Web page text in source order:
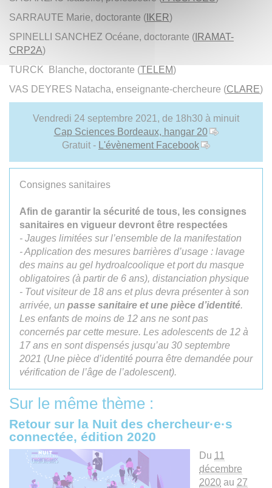
SARRAUTE Marie, doctorante ( IKER)
SPINELLI SANCHEZ Océane, doctorante ( IRAMAT-
CRP2A)
TURCK Blanche, doctorante (TELEM)
VAS DEYRES Natacha, enseignante-chercheure (CLARE)
Vendredi 24 septembre 2021, de 18h30 à minuit
Cap Sciences Bordeaux, hangar 20
Gratuit - L'évènement Facebook
Consignes sanitaires
Afin de garantir la sécurité de tous, les consignes
sanitaires en vigueur devront être respectées
- Jauges limitées sur l’ensemble de la manifestation
- Application des mesures barrières d’usage : lavage
des mains au gel hydroalcoolique et port du masque
obligatoires (à partir de 6 ans), distanciation physique
- Tout visiteur de 18 ans et plus devra présenter à son
arrivée, un passe sanitaire et une pièce d’identité.
Les enfants de moins de 12 ans ne sont pas
concernés par cette mesure. Les adolescents de 12 à
17 ans en sont dispensés jusqu’au 30 septembre
2021 (Une pièce d’identité pourra être demandée pour
vérification de l’âge de l’adolescent).
Sur le même thème :
Retour sur la Nuit des chercheur·e·s
connectée, édition 2020
Du 11
décembre
2020 au 27